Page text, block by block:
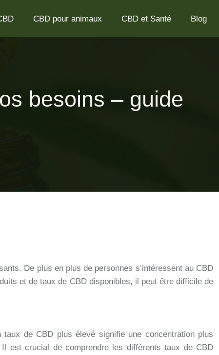
CBD pour animaux CBD et Santé Blog
besoins – guide
De plus en plus de personnes s’intéressent au CBD
et de taux de CBD disponibles, il peut être difficile de
de CBD plus élevé signifie une concentration plus
est crucial de comprendre les différents taux de CBD